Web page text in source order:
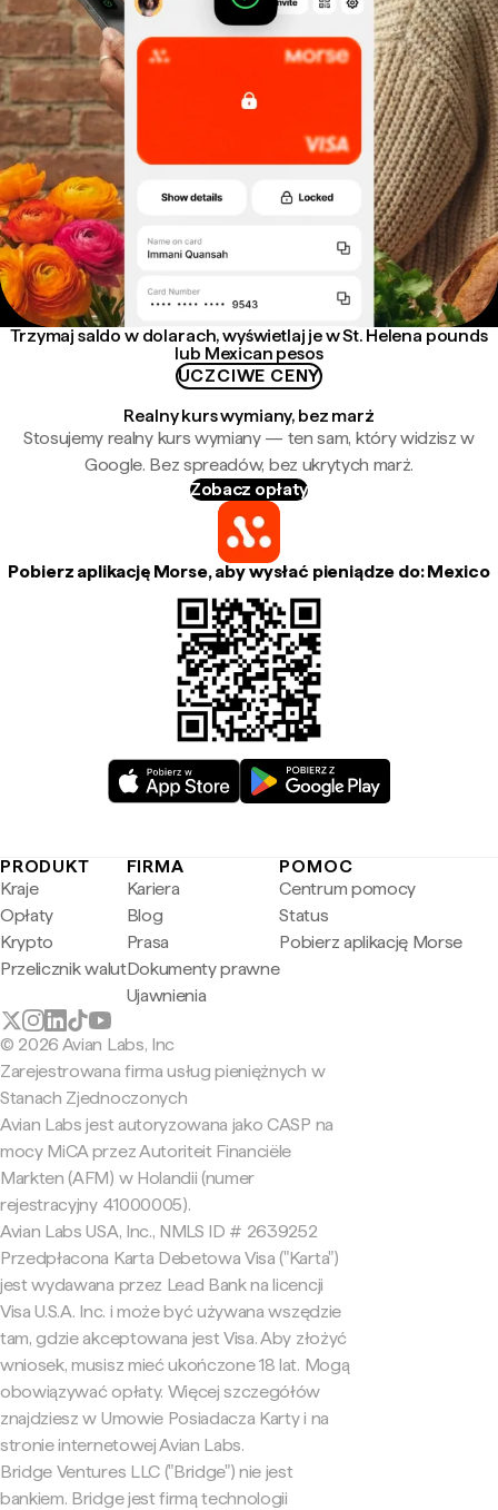
Trzymaj saldo w dolarach, wyświetlaj je w St. Helena pounds
lub Mexican pesos
UCZCIWE CENY
Realny kurs wymiany, bez marż
Stosujemy realny kurs wymiany — ten sam, który widzisz w
Google. Bez spreadów, bez ukrytych marż.
Zobacz opłaty
Pobierz aplikację Morse, aby wysłać pieniądze do: Mexico
PRODUKT
Kraje
Opłaty
Krypto
Przelicznik walut
FIRMA
Kariera
Blog
Prasa
Dokumenty prawne
Ujawnienia
POMOC
Centrum pomocy
Status
Pobierz aplikację Morse
© 2026 Avian Labs, Inc
Zarejestrowana firma usług pieniężnych w
Stanach Zjednoczonych
Avian Labs jest autoryzowana jako CASP na
mocy MiCA przez Autoriteit Financiële
Markten (AFM) w Holandii (numer
rejestracyjny 41000005).
Avian Labs USA, Inc., NMLS ID # 2639252
Przedpłacona Karta Debetowa Visa ("Karta")
jest wydawana przez Lead Bank na licencji
Visa U.S.A. Inc. i może być używana wszędzie
tam, gdzie akceptowana jest Visa. Aby złożyć
wniosek, musisz mieć ukończone 18 lat. Mogą
obowiązywać opłaty. Więcej szczegółów
znajdziesz w Umowie Posiadacza Karty i na
stronie internetowej Avian Labs.
Bridge Ventures LLC ("Bridge") nie jest
bankiem. Bridge jest firmą technologii